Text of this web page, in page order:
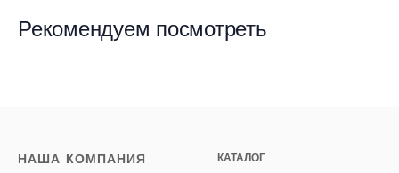
Рекомендуем посмотреть
НАША КОМПАНИЯ КАТАЛОГ